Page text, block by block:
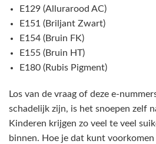
E129 (Allurarood AC)
E151 (Briljant Zwart)
E154 (Bruin FK)
E155 (Bruin HT)
E180 (Rubis Pigment)
Los van de vraag of deze e-
schadelijk zijn, is het snoepen zelf
Kinderen krijgen zo veel te veel
binnen. Hoe je dat kunt voorkomen